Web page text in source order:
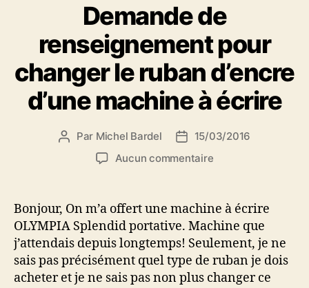
Demande de
renseignement pour
changer le ruban d’encre
d’une machine à écrire
Auteur
Par Michel Bardel
Date
de
15/03/2016
Aucun commentairesur
renseignement
pour
changer
le
ruban
d’encre
Bonjour, On m’a offert une machine à écrire
OLYMPIA Splendid portative. Machine que
j’attendais depuis longtemps! Seulement, je ne
sais pas précisément quel type de ruban je dois
acheter et je ne sais pas non plus changer ce